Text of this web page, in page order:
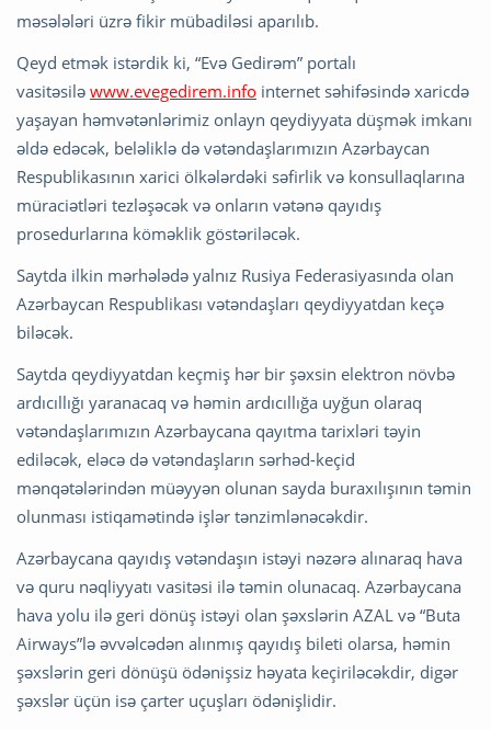
məsələləri üzrə fikir mübadiləsi aparılıb.
Qeyd etmək istərdik ki, “Evə Gedirəm” portalı
vasitəsilə www.evegedirem.info internet səhifəsində xaricdə
yaşayan həmvətənlərimiz onlayn qeydiyyata düşmək imkanı
əldə edəcək, beləliklə də vətəndaşlarımızın Azərbaycan
Respublikasının xarici ölkələrdəki səfirlik və konsullaqlarına
müraciətləri tezləşəcək və onların vətənə qayıdış
prosedurlarına köməklik göstəriləcək.
Saytda ilkin mərhələdə yalnız Rusiya Federasiyasında olan
Azərbaycan Respublikası vətəndaşları qeydiyyatdan keçə
biləcək.
Saytda qeydiyyatdan keçmiş hər bir şəxsin elektron növbə
ardıcıllığı yaranacaq və həmin ardıcıllığa uyğun olaraq
vətəndaşlarımızın Azərbaycana qayıtma tarixləri təyin
ediləcək, eləcə də vətəndaşların sərhəd-keçid
mənqətələrindən müəyyən olunan sayda buraxılışının təmin
olunması istiqamətində işlər tənzimlənəcəkdir.
Azərbaycana qayıdış vətəndaşın istəyi nəzərə alınaraq hava
və quru nəqliyyatı vasitəsi ilə təmin olunacaq. Azərbaycana
hava yolu ilə geri dönüş istəyi olan şəxslərin AZAL və “Buta
Airways”lə əvvəlcədən alınmış qayıdış bileti olarsa, həmin
şəxslərin geri dönüşü ödənişsiz həyata keçiriləcəkdir, digər
şəxslər üçün isə çarter uçuşları ödənişlidir.